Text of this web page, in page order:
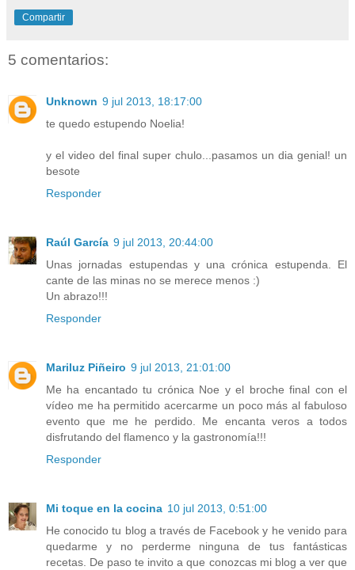
Compartir
5 comentarios:
Unknown 9 jul 2013, 18:17:00
te quedo estupendo Noelia!
y el video del final super chulo...pasamos un dia genial! un
besote
Responder
Raúl García 9 jul 2013, 20:44:00
Unas jornadas estupendas y una crónica estupenda. El
cante de las minas no se merece menos :)
Un abrazo!!!
Responder
Mariluz Piñeiro 9 jul 2013, 21:01:00
Me ha encantado tu crónica Noe y el broche final con el
vídeo me ha permitido acercarme un poco más al fabuloso
evento que me he perdido. Me encanta veros a todos
disfrutando del flamenco y la gastronomía!!!
Responder
Mi toque en la cocina 10 jul 2013, 0:51:00
He conocido tu blog a través de Facebook y he venido para
quedarme y no perderme ninguna de tus fantásticas
recetas. De paso te invito a que conozcas mi blog a ver que